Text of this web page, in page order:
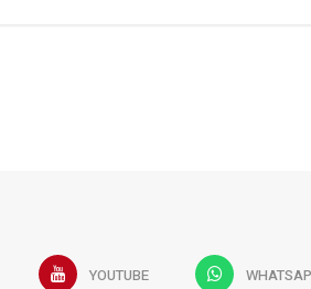
YOUTUBE